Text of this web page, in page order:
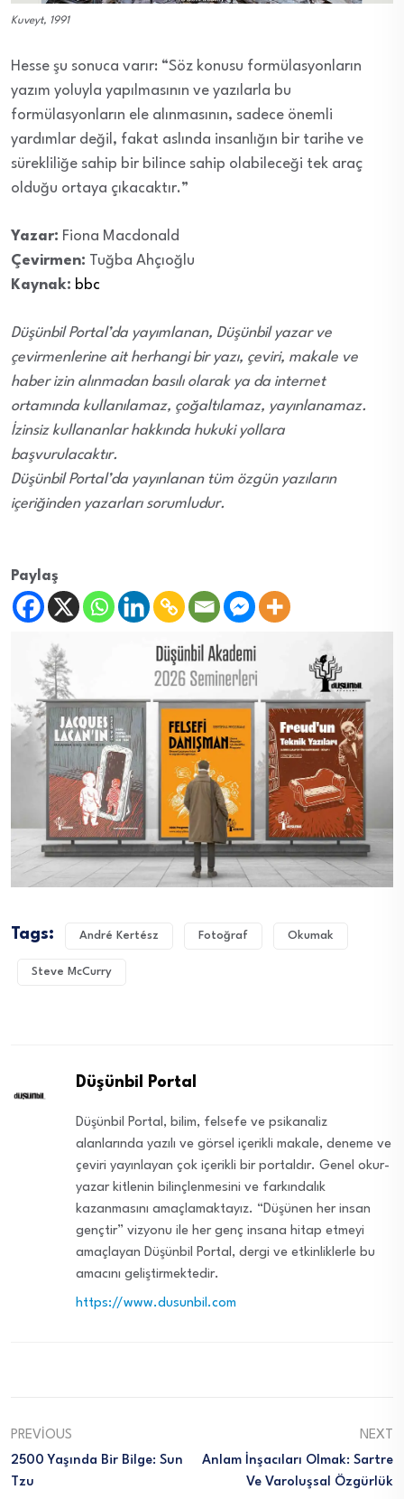
Kuveyt, 1991
Hesse şu sonuca varır: “Söz konusu formülasyonların
yazım yoluyla yapılmasının ve yazılarla bu
formülasyonların ele alınmasının, sadece önemli
yardımlar değil, fakat aslında insanlığın bir tarihe ve
sürekliliğe sahip bir bilince sahip olabileceği tek araç
olduğu ortaya çıkacaktır.”
Yazar: Fiona Macdonald
Çevirmen: Tuğba Ahçıoğlu
Kaynak: bbc
Düşünbil Portal’da yayımlanan, Düşünbil yazar ve
çevirmenlerine ait herhangi bir yazı, çeviri, makale ve
haber izin alınmadan basılı olarak ya da internet
ortamında kullanılamaz, çoğaltılamaz, yayınlanamaz.
İzinsiz kullananlar hakkında hukuki yollara
başvurulacaktır.
Düşünbil Portal’da yayınlanan tüm özgün yazıların
içeriğinden yazarları sorumludur.
Paylaş
Tags: André Kertész Fotoğraf Okumak
Steve McCurry
Düşünbil Portal
Düşünbil Portal, bilim, felsefe ve psikanaliz
alanlarında yazılı ve görsel içerikli makale, deneme ve
çeviri yayınlayan çok içerikli bir portaldır. Genel okur-
yazar kitlenin bilinçlenmesini ve farkındalık
kazanmasını amaçlamaktayız. “Düşünen her insan
gençtir” vizyonu ile her genç insana hitap etmeyi
amaçlayan Düşünbil Portal, dergi ve etkinliklerle bu
amacını geliştirmektedir.
https://www.dusunbil.com
PREVIOUS
2500 Yaşında Bir Bilge: Sun
Tzu
NEXT
Anlam İnşacıları Olmak: Sartre
Ve Varoluşsal Özgürlük